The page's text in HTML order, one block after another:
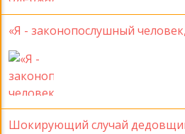
«Я - законопослушный
Шокирующий случай